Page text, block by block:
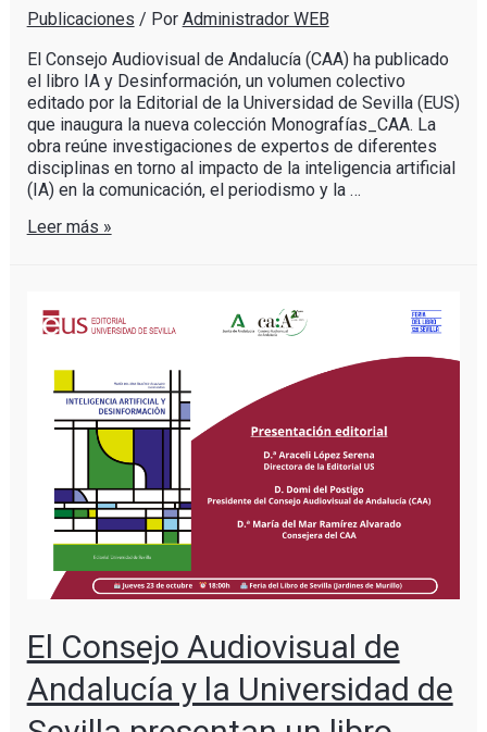
Publicaciones / Por Administrador WEB
El Consejo Audiovisual de Andalucía (CAA) ha publicado
el libro IA y Desinformación, un volumen colectivo
editado por la Editorial de la Universidad de Sevilla (EUS)
que inaugura la nueva colección Monografías_CAA. La
obra reúne investigaciones de expertos de diferentes
disciplinas en torno al impacto de la inteligencia artificial
(IA) en la comunicación, el periodismo y la …
Leer más »
El Consejo Audiovisual de
Andalucía y la Universidad de